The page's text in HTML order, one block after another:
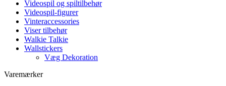
Videospil og spiltilbehør
Videospil-figurer
Vinteraccessories
Viser tilbehør
Walkie Talkie
Wallstickers
Væg Dekoration
Varemærker